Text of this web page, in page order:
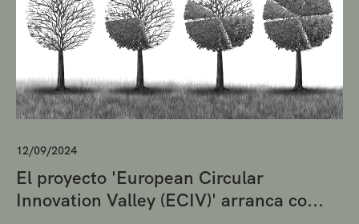
12/09/2024
El proyecto 'European Circular
Innovation Valley (ECIV)' arranca co...